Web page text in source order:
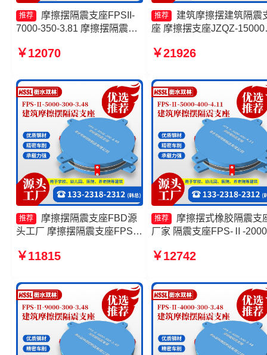
推荐
摩擦摆隔震支座FPSII-
7000-350-3.81 摩擦摆隔震支
摩擦摆隔震支座FBD源头工厂
￥12070
推荐
建筑摩擦摆建筑隔震
座 摩擦摆支座JZQZ-15000
10000-350-3.81厂家 摩擦
￥21926
推荐
摩擦摆隔震支座FBD源
头工厂 摩擦摆隔震支座FPSII-
摆隔震支座FPS-Ⅱ-2000-400-
家
￥11815
推荐
摩擦摆式橡胶隔震支
厂家 隔震支座FPS-Ⅱ-
FPSII-9000-400-4.11厂家
￥12742